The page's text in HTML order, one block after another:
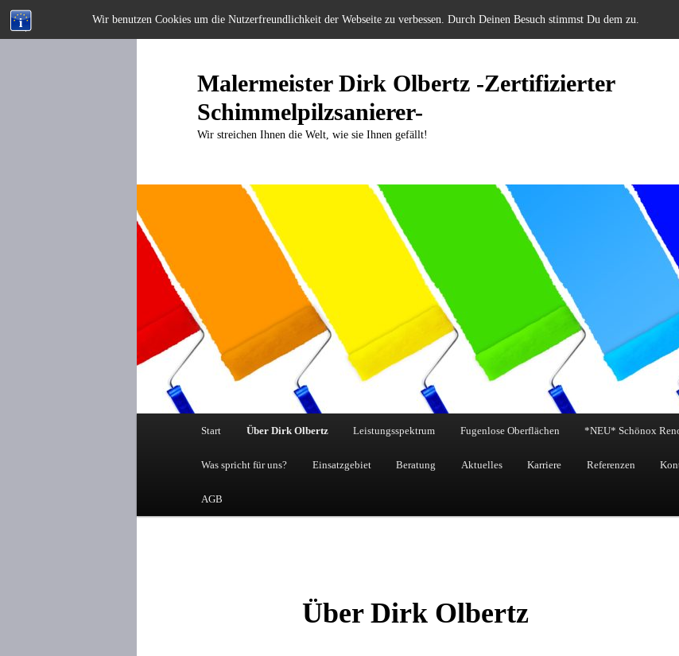
Wir benutzen Cookies um die Nutzerfreundlichkeit der Webseite zu verbessen. Durch Deinen Besuch stimmst Du dem zu.
Zum
Malermeister Dirk Olbertz -Zertifizierter
Schimmelpilzsanierer-
Wir streichen Ihnen die Welt, wie sie Ihnen gefällt!
Start Über Dirk Olbertz Leistungsspektrum Fugenlose Oberflächen *NEU* Schönox
Was spricht für uns? Einsatzgebiet Beratung Aktuelles Karriere Referenzen
AGB
Über Dirk Olbertz